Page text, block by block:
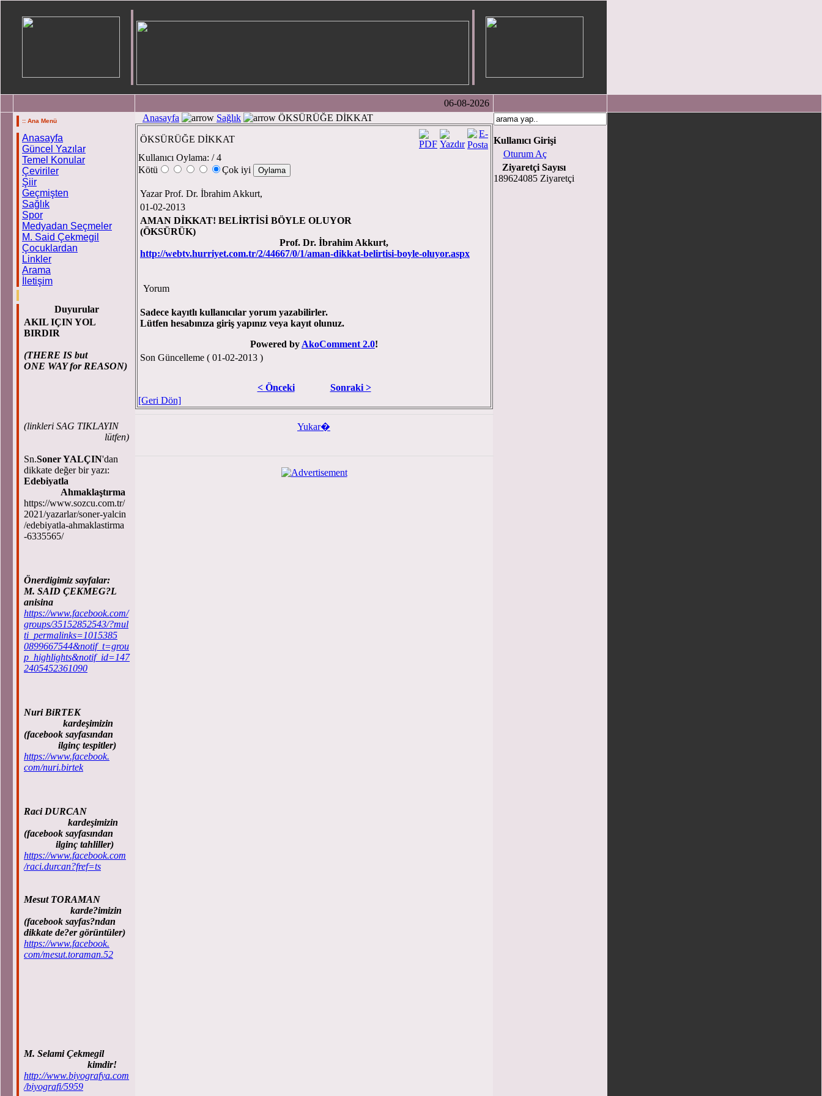
06-08-2026
:: Ana Menü
Anasayfa
Güncel Yazılar
Temel Konular
Çeviriler
Şiir
Geçmişten
Sağlık
Spor
Medyadan Seçmeler
M. Said Çekmegil
Çocuklardan
Linkler
Arama
İletişim
Duyurular
AKIL IÇIN YOL
BIRDIR
(THERE IS but
ONE WAY for REASON)
(linkleri SAG TIKLAYIN
lütfen)
Sn.Soner YALÇIN'dan
dikkate değer bir yazı:
Edebiyatla
Ahmaklaştırma
https://www.sozcu.com.tr/
2021/yazarlar/soner-yalcin
/edebiyatla-ahmaklastirma
-6335565/
Önerdigimiz sayfalar:
M. SAID ÇEKMEG?L
anisina
https://www.facebook.com/
groups/35152852543/?mul
ti_permalinks=1015385
0899667544&notif_t=grou
p_highlights&notif_id=147
2405452361090
Nuri BiRTEK
kardeşimizin
(facebook sayfasından
ilginç tespitler)
https://www.facebook.
com/nuri.birtek
Raci DURCAN
kardeşimizin
(facebook sayfasından
ilginç tahliller)
https://www.facebook.com
/raci.durcan?fref=ts
Mesut TORAMAN
karde?imizin
(facebook sayfas?ndan
dikkate de?er görüntüler)
https://www.facebook.
com/mesut.toraman.52
M. Selami Çekmegil
kimdir!
http://www.biyografya.com
/biyografi/5959
Anasayfa Sağlık ÖKSÜRÜĞE DİKKAT
ÖKSÜRÜĞE DİKKAT
Kullanıcı Oylama: / 4
Kötü
Çok iyi
Yazar Prof. Dr. İbrahim Akkurt,
01-02-2013
AMAN DİKKAT! BELİRTİSİ BÖYLE OLUYOR
(ÖKSÜRÜK)
Prof. Dr. İbrahim Akkurt,
http://webtv.hurriyet.com.tr/2/44667/0/1/aman-dikkat-belirtisi-boyle-oluyor.aspx
Yorum
Sadece kayıtlı kullanıcılar yorum yazabilirler.
Lütfen hesabınıza giriş yapınız veya kayıt olunuz.
Powered by AkoComment 2.0!
Son Güncelleme ( 01-02-2013 )
< Önceki
Sonraki >
[Geri Dön]
Yukar�
Kullanıcı Girişi
Oturum Aç
Ziyaretçi Sayısı
189624085 Ziyaretçi